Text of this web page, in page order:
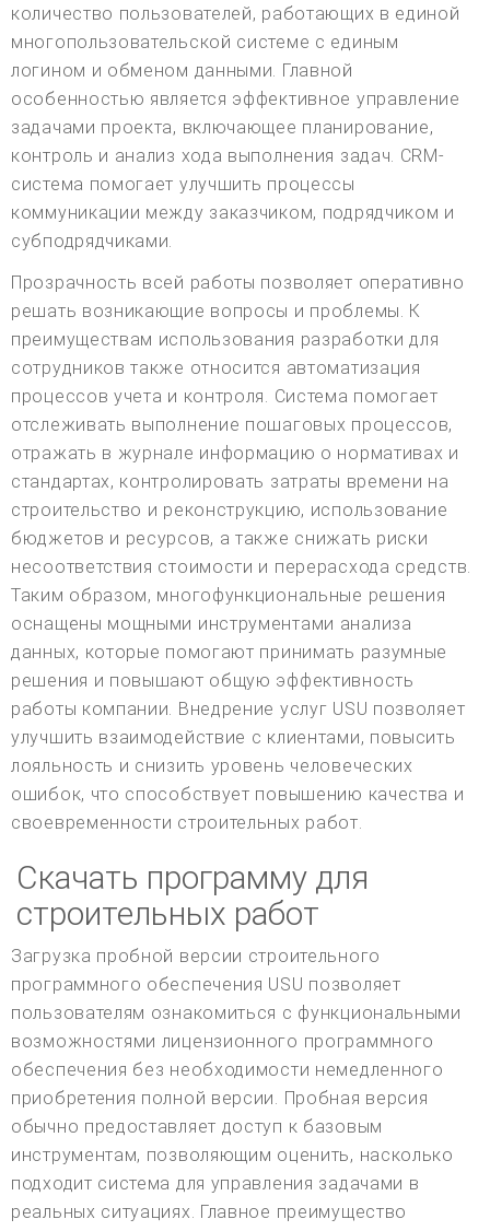
количество пользователей, работающих в единой
многопользовательской системе с единым
логином и обменом данными. Главной
особенностью является эффективное управление
задачами проекта, включающее планирование,
контроль и анализ хода выполнения задач. CRM-
система помогает улучшить процессы
коммуникации между заказчиком, подрядчиком и
субподрядчиками.
Прозрачность всей работы позволяет оперативно
решать возникающие вопросы и проблемы. К
преимуществам использования разработки для
сотрудников также относится автоматизация
процессов учета и контроля. Система помогает
отслеживать выполнение пошаговых процессов,
отражать в журнале информацию о нормативах и
стандартах, контролировать затраты времени на
строительство и реконструкцию, использование
бюджетов и ресурсов, а также снижать риски
несоответствия стоимости и перерасхода средств.
Таким образом, многофункциональные решения
оснащены мощными инструментами анализа
данных, которые помогают принимать разумные
решения и повышают общую эффективность
работы компании. Внедрение услуг USU позволяет
улучшить взаимодействие с клиентами, повысить
лояльность и снизить уровень человеческих
ошибок, что способствует повышению качества и
своевременности строительных работ.
Скачать программу для
строительных работ
Загрузка пробной версии строительного
программного обеспечения USU позволяет
пользователям ознакомиться с функциональными
возможностями лицензионного программного
обеспечения без необходимости немедленного
приобретения полной версии. Пробная версия
обычно предоставляет доступ к базовым
инструментам, позволяющим оценить, насколько
подходит система для управления задачами в
реальных ситуациях. Главное преимущество